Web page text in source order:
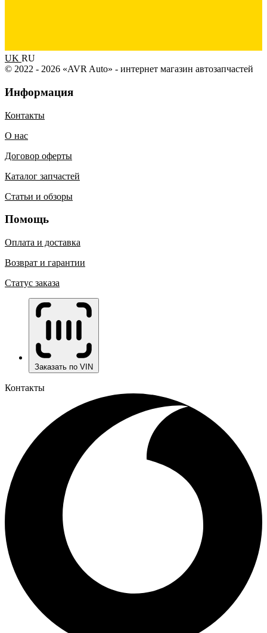
UK RU
© 2022 - 2026 «AVR Auto» - интернет магазин автозапчастей
Информация
Контакты
О нас
Договор оферты
Каталог запчастей
Статьи и обзоры
Помощь
Оплата и доставка
Возврат и гарантии
Статус заказа
Заказать по VIN
Контакты